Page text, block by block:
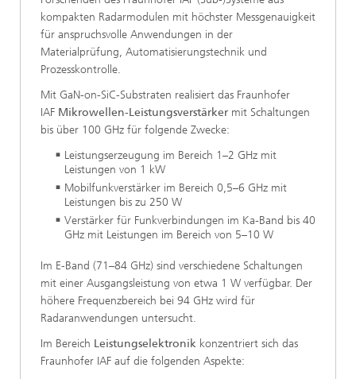
kompakten Radarmodulen mit höchster Messgenauigkeit
für anspruchsvolle Anwendungen in der
Materialprüfung, Automatisierungstechnik und
Prozesskontrolle.
Mit GaN-on-SiC-Substraten realisiert das Fraunhofer
IAF Mikrowellen-Leistungsverstärker mit Schaltungen
bis über 100 GHz für folgende Zwecke:
Leistungserzeugung im Bereich 1–2 GHz mit
Leistungen von 1 kW
Mobilfunkverstärker im Bereich 0,5–6 GHz mit
Leistungen bis zu 250 W
Verstärker für Funkverbindungen im Ka-Band bis 40
GHz mit Leistungen im Bereich von 5–10 W
Im E-Band (71–84 GHz) sind verschiedene Schaltungen
mit einer Ausgangsleistung von etwa 1 W verfügbar. Der
höhere Frequenzbereich bei 94 GHz wird für
Radaranwendungen untersucht.
Im Bereich Leistungselektronik konzentriert sich das
Fraunhofer IAF auf die folgenden Aspekte: